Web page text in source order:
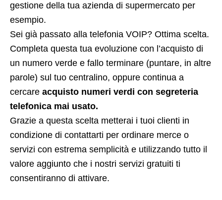
gestione della tua azienda di supermercato per
esempio.
Sei già passato alla telefonia VOIP? Ottima scelta.
Completa questa tua evoluzione con l’acquisto di
un numero verde e fallo terminare (puntare, in altre
parole) sul tuo centralino, oppure continua a
cercare acquisto numeri verdi con segreteria
telefonica mai usato.
Grazie a questa scelta metterai i tuoi clienti in
condizione di contattarti per ordinare merce o
servizi con estrema semplicità e utilizzando tutto il
valore aggiunto che i nostri servizi gratuiti ti
consentiranno di attivare.